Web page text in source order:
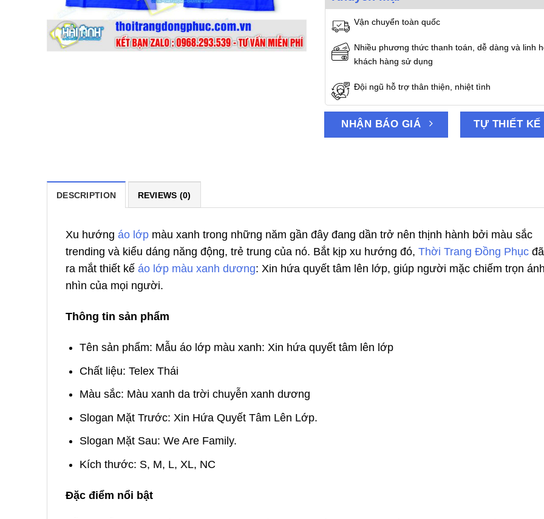
Vận chuyển toàn quốc
Nhiều phương thức thanh toán, dễ dàng và linh
khách hàng sử dụng
Đội ngũ hỗ trợ thân thiện, nhiệt tình
NHẬN BÁO GIÁ TỰ THIẾT KẾ
DESCRIPTION REVIEWS (0)
Xu hướng áo lớp màu xanh trong những năm gần đây đang dần trở nên thịnh hành bởi màu sắc
trending và kiểu dáng năng động, trẻ trung của nó. Bắt kịp xu hướng đó, Thời Trang Đồng Phục
ra mắt thiết kế áo lớp màu xanh dương: Xin hứa quyết tâm lên lớp, giúp người mặc chiếm trọn ánh
nhìn của mọi người.
Thông tin sản phẩm
Tên sản phẩm: Mẫu áo lớp màu xanh: Xin hứa quyết tâm lên lớp
Chất liệu: Telex Thái
Màu sắc: Màu xanh da trời chuyễn xanh dương
Slogan Mặt Trước: Xin Hứa Quyết Tâm Lên Lớp.
Slogan Mặt Sau: We Are Family.
Kích thước: S, M, L, XL, NC
Đặc điểm nổi bật